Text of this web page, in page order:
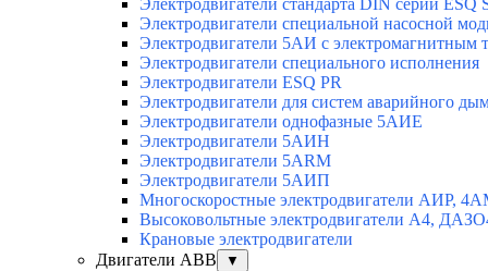
Электродвигатели стандарта DIN серии ESQ
Электродвигатели специальной насосной
Электродвигатели 5АИ с электромагнитным
Электродвигатели специального исполнения
Электродвигатели ESQ PR
Электродвигатели для систем аварийного
Электродвигатели однофазные 5АИЕ
Электродвигатели 5АИН
Электродвигатели 5АRМ
Электродвигатели 5АИП
Многоскоростные электродвигатели АИР,
Высоковольтные электродвигатели А4,
Крановые электродвигатели
Двигатели ABB
▼